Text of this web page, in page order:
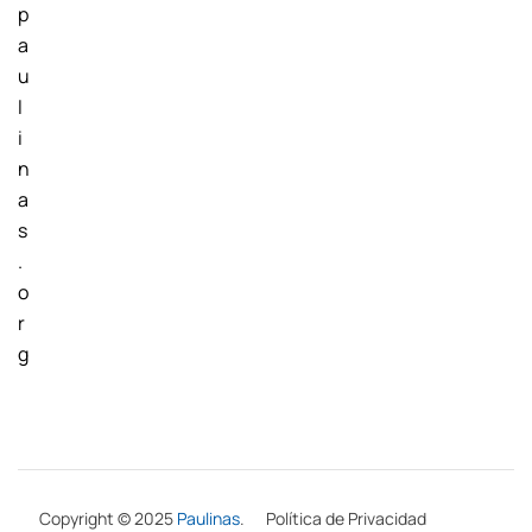
p
a
u
l
i
n
a
s
.
o
r
g
Copyright © 2025 Paulinas. Política de Privacidad